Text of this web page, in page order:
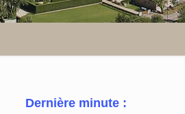
Dernière minute :